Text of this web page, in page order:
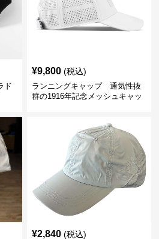
ド
¥9,800 (税込)
ランニングキャップ 通気性抜
群の1916年記念メッシュキャッ
¥2,840 (税込)